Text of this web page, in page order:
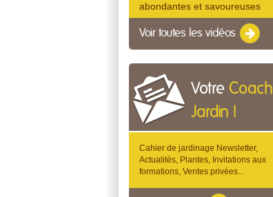
abondantes et savoureuses
Voir toutes les vidéos
Votre Coach
Jardin !
Cahier de jardinage Newsletter,
Actualités, Plantes, Invitations aux
formations, Ventes privées...